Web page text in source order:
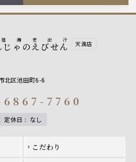
海老出汁
じゃのえびせん 天満店
北区池田町6-6
7760
定休日 : なし
chevron_right こだわり